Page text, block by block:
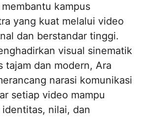
kampus
yang kuat melalui video
dan berstandar tinggi.
visual sinematik
tajam dan modern, Ara
narasi komunikasi
setiap video mampu
nilai, dan